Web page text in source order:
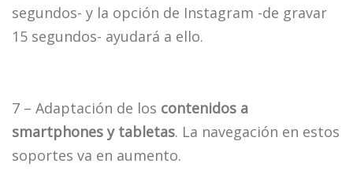
segundos- y la opción de Instagram -de gravar
15 segundos- ayudará a ello.
7 – Adaptación de los contenidos a
smartphones y tabletas. La navegación en estos
soportes va en aumento.